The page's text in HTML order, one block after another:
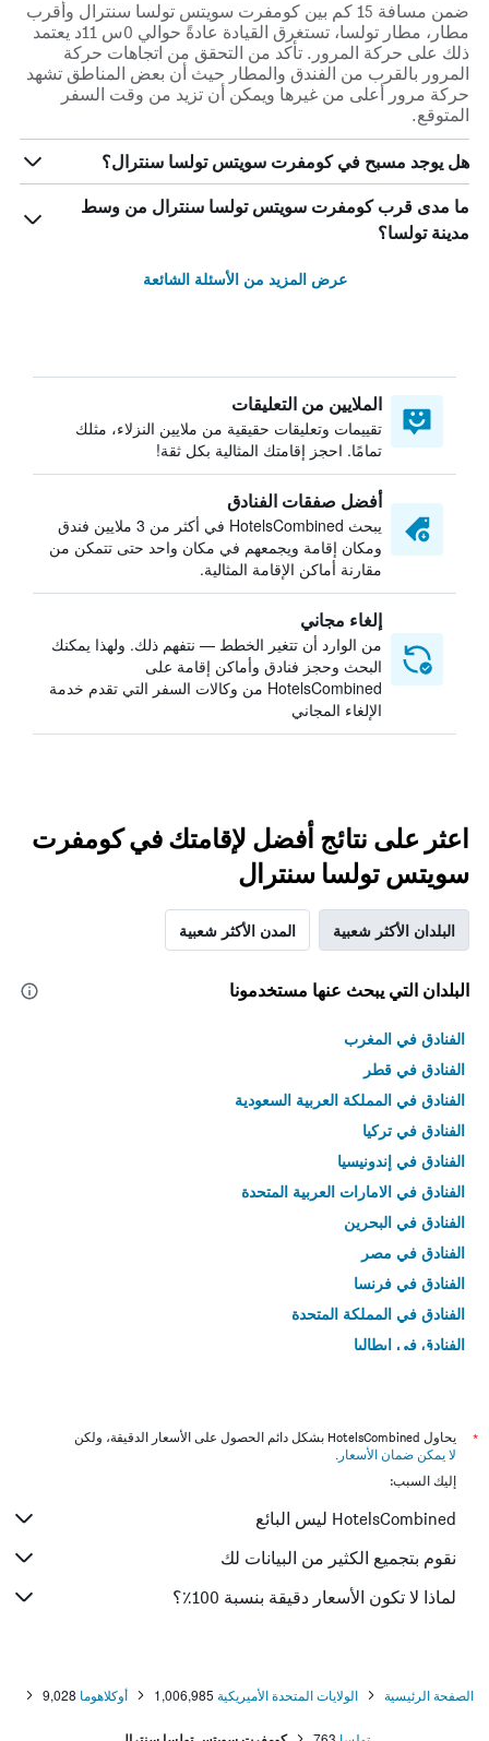
ضمن مسافة 15 كم بين كومفرت سويتس تولسا سنترال وأقرب
مطار، مطار تولسا، تستغرق القيادة عادةً حوالي 0س 11د يعتمد
ذلك على حركة المرور. تأكد من التحقق من اتجاهات حركة
المرور بالقرب من الفندق والمطار حيث أن بعض المناطق تشهد
حركة مرور أعلى من غيرها ويمكن أن تزيد من وقت السفر
المتوقع.
هل يوجد مسبح في كومفرت سويتس تولسا سنترال؟
ما مدى قرب كومفرت سويتس تولسا سنترال من وسط
مدينة تولسا؟
عرض المزيد من الأسئلة الشائعة
الملايين من التعليقات
تقييمات وتعليقات حقيقية من ملايين النزلاء، مثلك
تمامًا. احجز إقامتك المثالية بكل ثقة!
أفضل صفقات الفنادق
يبحث HotelsCombined في أكثر من 3 ملايين فندق
ومكان إقامة ويجمعهم في مكان واحد حتى تتمكن من
مقارنة أماكن الإقامة المثالية.
إلغاء مجاني
من الوارد أن تتغير الخطط — نتفهم ذلك. ولهذا يمكنك
البحث وحجز فنادق وأماكن إقامة على
HotelsCombined من وكالات السفر التي تقدم خدمة
الإلغاء المجاني
اعثر على نتائج أفضل لإقامتك في كومفرت
سويتس تولسا سنترال
البلدان الأكثر شعبية المدن الأكثر شعبية
البلدان التي يبحث عنها مستخدمونا
الفنادق في المغرب
الفنادق في قطر
الفنادق في المملكة العربية السعودية
الفنادق في تركيا
الفنادق في إندونيسيا
الفنادق في الامارات العربية المتحدة
الفنادق في البحرين
الفنادق في مصر
الفنادق في فرنسا
الفنادق في المملكة المتحدة
الفنادق في إيطاليا
*
يحاول HotelsCombined بشكل دائم الحصول على الأسعار الدقيقة، ولكن
لا يمكن ضمان الأسعار .
إليك السبب:
HotelsCombined ليس البائع
نقوم بتجميع الكثير من البيانات لك
لماذا لا تكون الأسعار دقيقة بنسبة 100٪؟
الصفحة الرئيسية الولايات المتحدة الأميريكية 1,006,985 أوكلاهوما 9,028